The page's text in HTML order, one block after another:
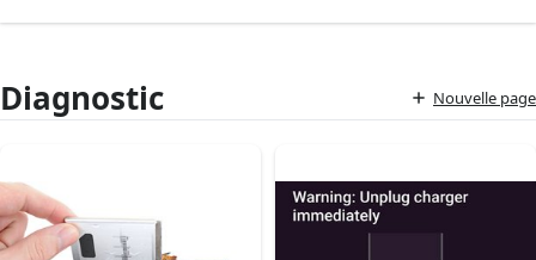
Diagnostic Nouvelle page